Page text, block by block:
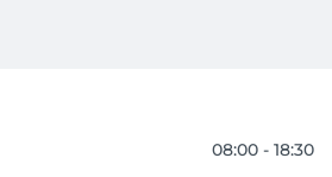
08:00 - 18:30